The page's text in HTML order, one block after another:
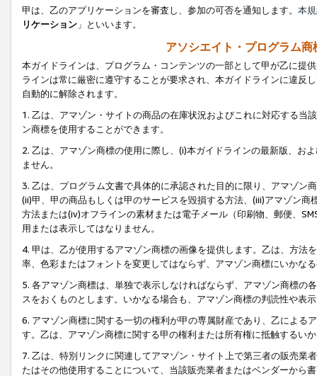
甲は、乙のアプリケーションを審査し、参加の可否を通知します。 本
リケーション 」といいます。
アソシエイト・プログラム
本ガイドラインは、プログラム・コンテンツの一部として甲が乙に提
ラインは常に厳密に遵守することが要求され、本ガイドラインに違反
自動的に解除されます。
1. 乙は、アマゾン・サイトの商品の在庫状況およびこれに対応する
ン商標を使用することができます。
2. 乙は、アマゾン商標の使用に際し、(i)本ガイドラインの最新版、お
ません。
3. 乙は、プログラム文書で具体的に承認された目的に限り、アマゾン
(ii)甲、甲の商品もしくは甲のサービスを毀損する方法、(iii)アマゾン
方法または(iv)オフラインの素材または電子メール（印刷物、郵便、
用または表示してはなりません。
4. 甲は、乙が使用するアマゾン商標の画像を提供します。乙は、方
率、色彩またはフォントを変更してはならず、アマゾン商標にいかな
5. 各アマゾン商標は、単独で表示しなければならず、アマゾン商標
スをおくものとします。いかなる場合も、アマゾン商標の判読性や表
6. アマゾン商標に関する一切の権利が甲の専属財産であり、乙による
す。乙は、アマゾン商標に関する甲の権利または所有権に抵触するい
7. 乙は、特別リンクに関連してアマゾン・サイト上で第三者の販売
たはその他使用することについて、当該販売業者またはベンダーから